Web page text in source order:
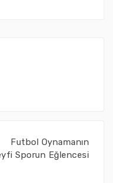
Futbol Oynamanın
Sporun Eğlencesi